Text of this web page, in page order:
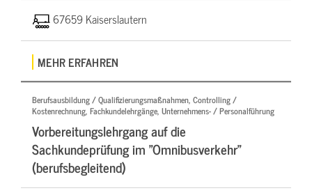
67659 Kaiserslautern
MEHR ERFAHREN
Berufsausbildung / Qualifizierungsmaßnahmen, Controlling /
Kostenrechnung, Fachkundelehrgänge, Unternehmens- / Personalführung
Vorbereitungslehrgang auf die
Sachkundeprüfung im "Omnibusverkehr"
(berufsbegleitend)